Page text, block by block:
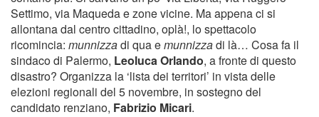
Settimo, via Maqueda e zone vicine. Ma appena ci si
allontana dal centro cittadino, oplà!, lo spettacolo
ricomincia: munnizzadi qua emunnizzadi là… Cosa fa il
sindaco di Palermo, Leoluca Orlando, a fronte di questo
disastro? Organizza la ‘lista dei territori’ in vista delle
elezioni regionali del 5 novembre, in sostegno del
candidato renziano, Fabrizio Micari.